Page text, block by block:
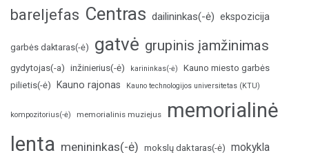
bareljefas Centras dailininkas(-ė) ekspozicija
garbės daktaras(-ė) gatvė grupinis įamžinimas
gydytojas(-a) inžinierius(-ė) karininkas(-ė)
Kauno miesto garbės
pilietis(-ė)
Kauno rajonas Kauno technologijos universitetas (KTU)
kompozitorius(-ė) memorialinis muziejus
memorialinė
lenta menininkas(-ė) mokslų daktaras(-ė) mokykla